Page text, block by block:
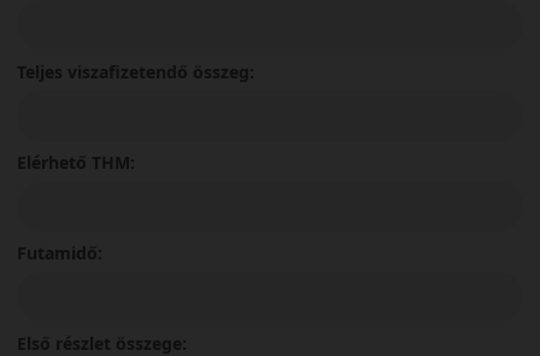
Teljes viszafizetendő összeg:
Elérhető THM:
Futamidő:
Első részlet összege: